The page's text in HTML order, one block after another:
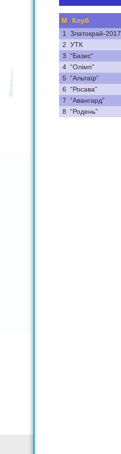
М Клуб
1 Златокрай-2017
2 УТК
3 “Базис”
4 “Олімп”
5 “Альтаїр”
6 “Росава”
7 “Авангард”
8 “Родень”